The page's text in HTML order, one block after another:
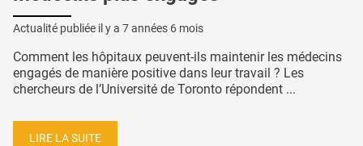
Actualité publiée il y a 7 années 6 mois
Comment les hôpitaux peuvent-ils maintenir les médecins
engagés de manière positive dans leur travail ? Les
chercheurs de l’Université de Toronto répondent ...
LIRE LA SUITE